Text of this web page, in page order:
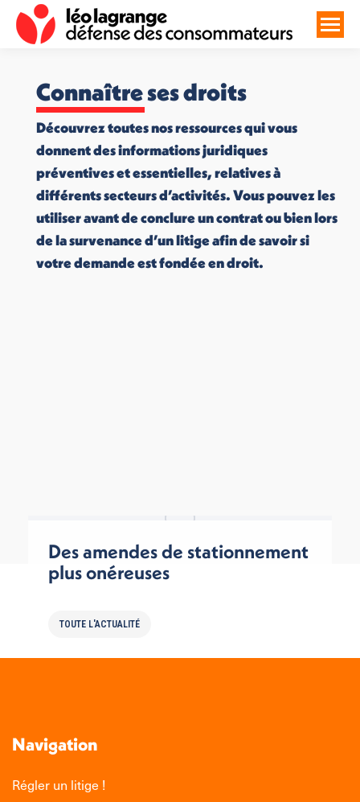
Connaître ses droits
Découvrez toutes nos ressources qui vous
donnent des informations juridiques
préventives et essentielles, relatives à
différents secteurs d’activités. Vous pouvez les
utiliser avant de conclure un contrat ou bien lors
de la survenance d’un litige afin de savoir si
votre demande est fondée en droit.
Des amendes de stationnement
plus onéreuses
TOUTE L'ACTUALITÉ
Navigation
Régler un litige !